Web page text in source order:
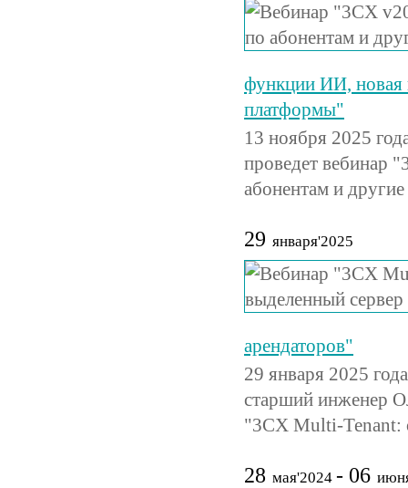
функции ИИ, новая
платформы"
13 ноября 2025
проведет вебинар
абонентам и
29 января'2025
арендаторов"
29 января 2025
старший инженер
"3CX Multi-Tenant:
28 мая'2024 - 06